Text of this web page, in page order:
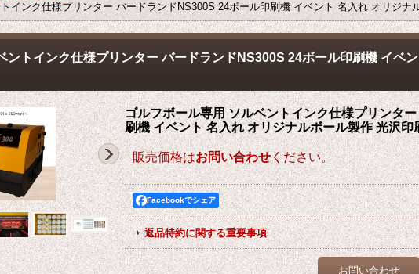
インク仕様プリンター バードランドNS300S 24ボール印刷機 イベント 名入れ オリジナ
ントインク仕様プリンター バードランドNS300S 24ボール印刷機 イベ
ゴルフボール専用 ソルベントインク仕様プリンタ
刷機 イベント 名入れ オリジナルボール製作 光沢印
販売価格はお問い合わせください。
Facebookでシェア
返品特約に関する重要事項
お問い合わせ